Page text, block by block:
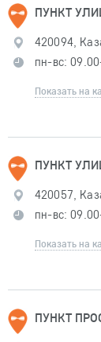
ПУНКТ
420094,
пн-вс:
Показать на
ПУНКТ
420057,
пн-вс:
Показать на
ПУНКТ